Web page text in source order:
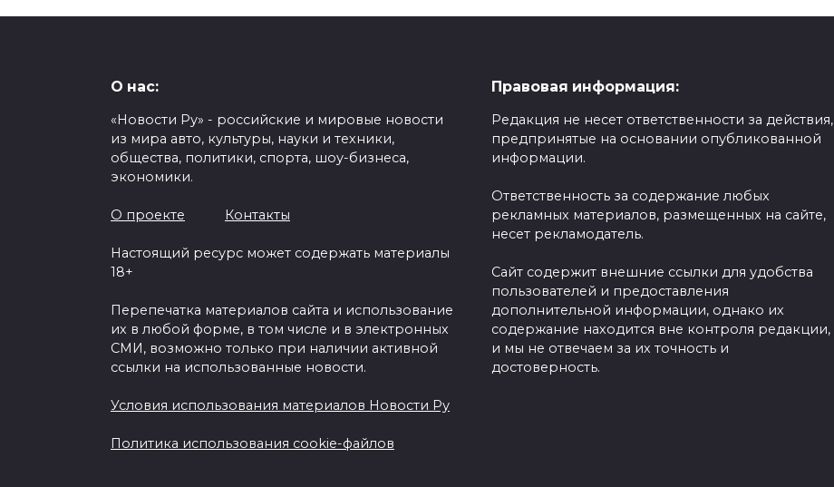
О нас:
«Новости Ру» - российские и мировые новости
из мира авто, культуры, науки и техники,
общества, политики, спорта, шоу-бизнеса,
экономики.
О проекте Контакты
Настоящий ресурс может содержать материалы
18+
Перепечатка материалов сайта и использование
их в любой форме, в том числе и в электронных
СМИ, возможно только при наличии активной
ссылки на использованные новости.
Условия использования материалов Новости Ру
Политика использования cookie-файлов
Правовая информация:
Редакция не несет ответственности за действия,
предпринятые на основании опубликованной
информации.
Ответственность за содержание любых
рекламных материалов, размещенных на сайте,
несет рекламодатель.
Сайт содержит внешние ссылки для удобства
пользователей и предоставления
дополнительной информации, однако их
содержание находится вне контроля редакции,
и мы не отвечаем за их точность и
достоверность.